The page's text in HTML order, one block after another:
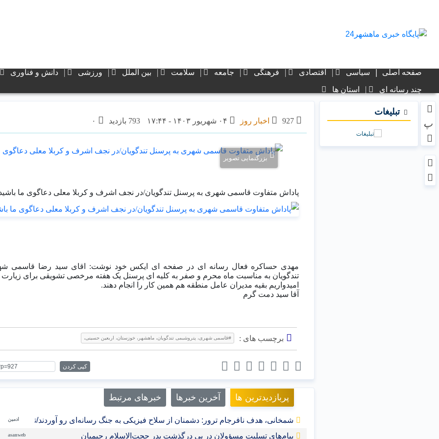
صفحه اصلی سیاسی اقتصادی فرهنگی جامعه سلامت بین الملل ورزشی دانش و فناوری
چند رسانه ای استان ها
پ
تبلیغات
اخبار روز 793 بازدید ۰
بزرگنمایی تصویر
پاداش متفاوت قاسمی شهری به پرسنل تندگویان/در نجف اشرف و کربلا معلی دعاگوی ما
تندگویان به مناسبت ماه محرم و صفر به کلیه ای پرسنل یک هفته مرخصی تشویقی برای زیارت
امیدواریم بقیه ‎مدیران عامل منطقه هم همین کار را انجام دهند.
آقا سید دمت گرم
برچسب های : #قاسمی شهری، پتروشبمی تندگویان، ماهشهر، خوزستان، اربعین حسینی،
کپی کردن
پربازدیدترین ها آخرین خبرها خبرهای مرتبط
ادمین شمخانی، هدف نافرجام ترور: دشمنان از سلاح فیزیکی به جنگ رسانه‌ای رو آوردند/
asanweb پیام‌های تسلیت مسؤولان در پی درگذشت پدر حجت‌الاسلام رحیمیان